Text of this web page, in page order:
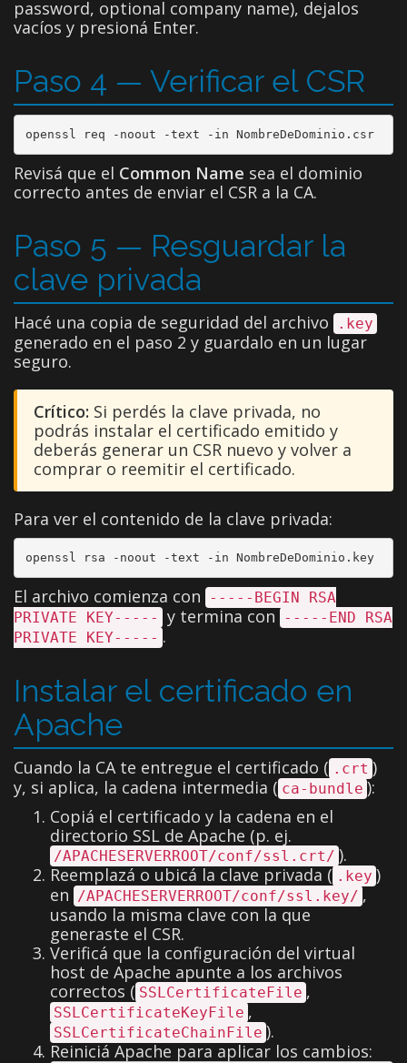
password, optional company name), dejalos
vacíos y presioná Enter.
Paso 4 — Verificar el CSR
openssl req -noout -text -in NombreDeDominio.csr
Revisá que el Common Name sea el dominio
correcto antes de enviar el CSR a la CA.
Paso 5 — Resguardar la
clave privada
Hacé una copia de seguridad del archivo .key
generado en el paso 2 y guardalo en un lugar
seguro.
Crítico: Si perdés la clave privada, no
podrás instalar el certificado emitido y
deberás generar un CSR nuevo y volver a
comprar o reemitir el certificado.
Para ver el contenido de la clave privada:
openssl rsa -noout -text -in NombreDeDominio.key
El archivo comienza con
-----BEGIN RSA
PRIVATE KEY-----
y termina con
-----END RSA
PRIVATE KEY----- .
Instalar el certificado en
Apache
Cuando la CA te entregue el certificado ( .crt )
y, si aplica, la cadena intermedia ( ca-bundle ):
Copiá el certificado y la cadena en el
directorio SSL de Apache (p. ej.
/APACHESERVERROOT/conf/ssl.crt/ ).
Reemplazá o ubicá la clave privada ( .key )
en /APACHESERVERROOT/conf/ssl.key/ ,
usando la misma clave con la que
generaste el CSR.
Verificá que la configuración del virtual
host de Apache apunte a los archivos
correctos ( SSLCertificateFile ,
SSLCertificateKeyFile ,
SSLCertificateChainFile ).
Reiniciá Apache para aplicar los cambios: